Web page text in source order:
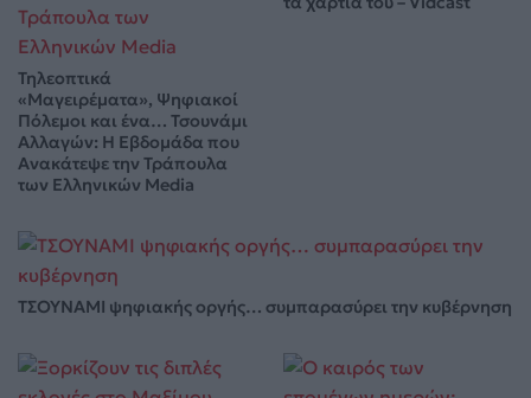
Τηλεοπτικά
«Μαγειρέματα», Ψηφιακοί
Πόλεμοι και ένα… Τσουνάμι
Αλλαγών: Η Εβδομάδα που
Ανακάτεψε την Τράπουλα
των Ελληνικών Media
ΤΣΟΥΝΑΜΙ ψηφιακής οργής… συμπαρασύρει την κυβέρνηση